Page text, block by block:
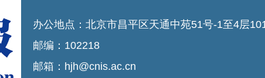
办公地点：北京市昌平区天通中苑51号-1至4层
邮编：102218
邮箱：hjh@cnis.ac.cn